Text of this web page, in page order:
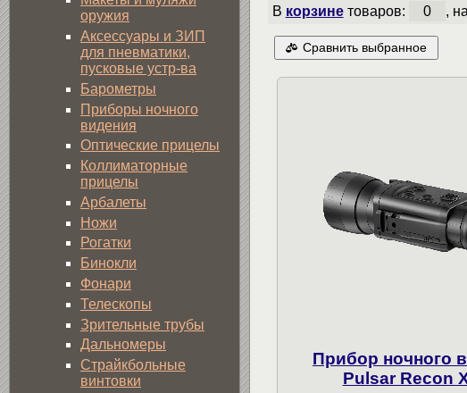
В корзинетоваров: 0 ,
Сравнить выбранное
Прибор ночного
Pulsar Recon
оружия
Аксессуары и ЗИП
для пневматики,
пусковые устр-ва
Барометры
Приборы ночного
видения
Оптические прицелы
Коллиматорные
прицелы
Арбалеты
Ножи
Рогатки
Бинокли
Фонари
Телескопы
Зрительные трубы
Дальномеры
Страйкбольные
винтовки